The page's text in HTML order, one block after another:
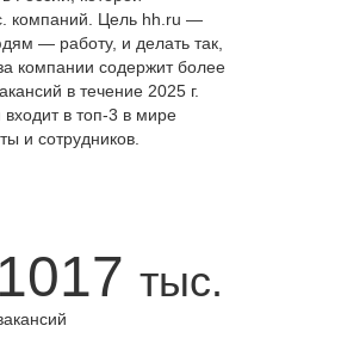
компаний. Цель hh.ru —
— работу, и делать так,
компании содержит более
в течение 2025 г.
в топ-3 в мире
и сотрудников.
1017 тыс.